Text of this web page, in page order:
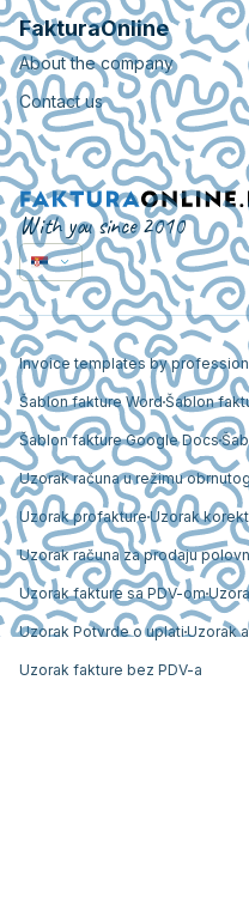
FakturaOnline
About the company
Contact us
With you since 2010
Invoice templates by profession
Šablon fakture Word Šablon
Šablon fakture Google Docs
Uzorak računa u režimu
Uzorak profakture Uzorak
Uzorak računa za prodaju
Uzorak fakture sa PDV-om
Uzorak Potvrde o uplatiUzorak
Uzorak fakture bez PDV-a